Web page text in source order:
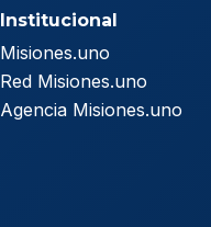
Institucional
Misiones.uno
Red Misiones.uno
Agencia Misiones.uno